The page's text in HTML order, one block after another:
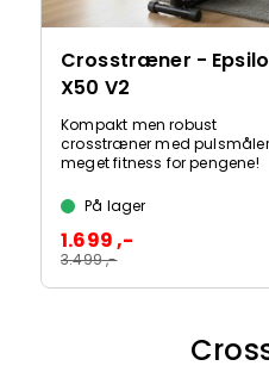
Crosstræner -
X50 V2
Kompakt men robust
crosstræner med
meget fitness for pengene!
På lager
3.499 ,-
1.699 ,-